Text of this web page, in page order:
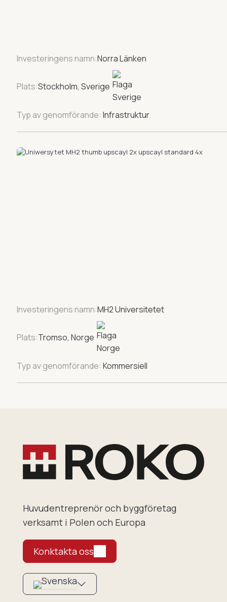
Investeringens namn:Norra Länken
Plats:Stockholm, Sverige
Typ av genomförande: Infrastruktur
Investeringens namn:MH2 Universitetet
Plats:Tromso, Norge
Typ av genomförande: Kommersiell
Huvudentreprenör och byggföretag
verksamt i Polen och Europa
Konktakta oss